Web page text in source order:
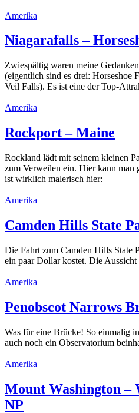
Amerika
Niagarafalls –
Zwiespältig waren meine
(eigentlich sind es drei: Horseshoe
Veil Falls). Es ist eine der Top-
Amerika
Rockport – Maine
Rockland lädt mit seinem kleinen
zum Verweilen ein. Hier kann man
ist wirklich malerisch hier:
Amerika
Camden Hills State
Die Fahrt zum Camden Hills State
ein paar Dollar kostet. Die
Amerika
Penobscot Narrows
Was für eine Brücke! So einmalig
auch noch ein Observatorium
Amerika
Mount Washington –
NP